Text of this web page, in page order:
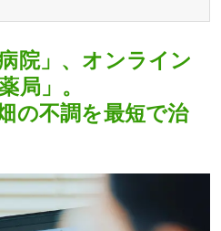
院」、オンライン
局」。
の不調を最短で治